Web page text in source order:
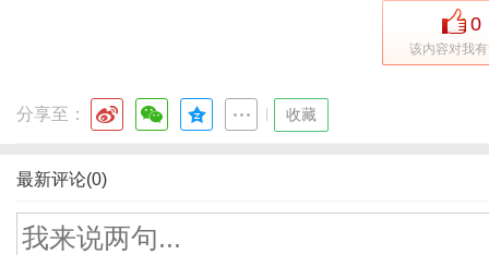
0
该内容对我
分享至： 收藏
最新评论(0)